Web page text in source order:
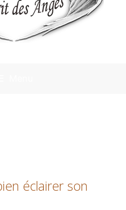
éclairer son